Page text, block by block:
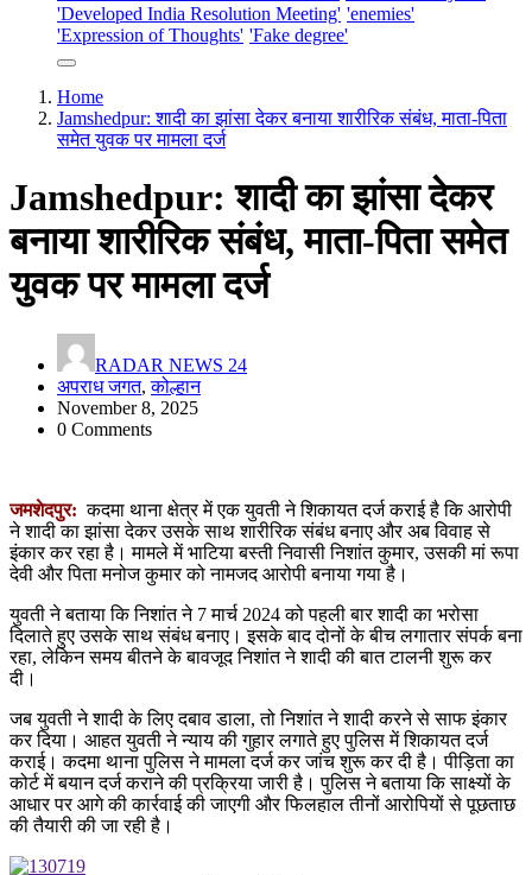
'Developed India Resolution Meeting' 'enemies'
'Expression of Thoughts' 'Fake degree'
Home
Jamshedpur: शादी का झांसा देकर बनाया शारीरिक संबंध, माता-पिता
समेत युवक पर मामला दर्ज
Jamshedpur: शादी का झांसा देकर
बनाया शारीरिक संबंध, माता-पिता समेत
युवक पर मामला दर्ज
RADAR NEWS 24
अपराध जगत,कोल्हान
November 8, 2025
0 Comments
जमशेदपुर: कदमा थाना क्षेत्र में एक युवती ने शिकायत दर्ज कराई है कि आरोपी
ने शादी का झांसा देकर उसके साथ शारीरिक संबंध बनाए और अब विवाह से
इंकार कर रहा है। मामले में भाटिया बस्ती निवासी निशांत कुमार, उसकी मां रूपा
देवी और पिता मनोज कुमार को नामजद आरोपी बनाया गया है।
युवती ने बताया कि निशांत ने 7 मार्च 2024 को पहली बार शादी का भरोसा
दिलाते हुए उसके साथ संबंध बनाए। इसके बाद दोनों के बीच लगातार संपर्क बना
रहा, लेकिन समय बीतने के बावजूद निशांत ने शादी की बात टालनी शुरू कर
दी।
जब युवती ने शादी के लिए दबाव डाला, तो निशांत ने शादी करने से साफ इंकार
कर दिया। आहत युवती ने न्याय की गुहार लगाते हुए पुलिस में शिकायत दर्ज
कराई। कदमा थाना पुलिस ने मामला दर्ज कर जांच शुरू कर दी है। पीड़िता का
कोर्ट में बयान दर्ज कराने की प्रक्रिया जारी है। पुलिस ने बताया कि साक्ष्यों के
आधार पर आगे की कार्रवाई की जाएगी और फिलहाल तीनों आरोपियों से पूछताछ
की तैयारी की जा रही है।